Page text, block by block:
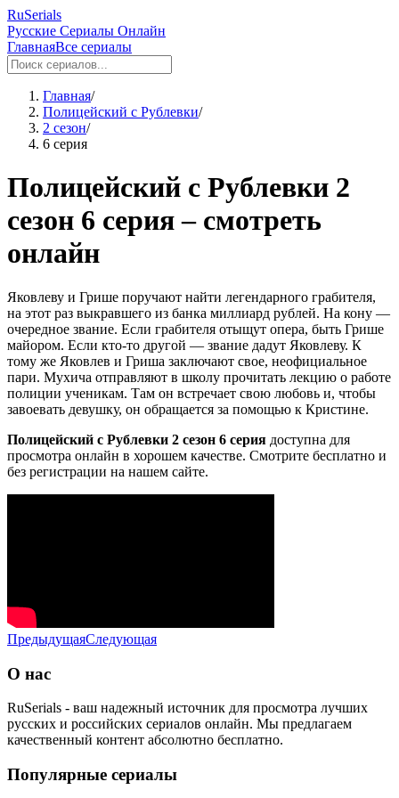
RuSerials
Русские Сериалы Онлайн
ГлавнаяВсе сериалы
Главная/
Полицейский с Рублевки/
2 сезон/
6 серия
Полицейский с Рублевки 2
сезон 6 серия – смотреть
онлайн
Яковлеву и Грише поручают найти легендарного грабителя,
на этот раз выкравшего из банка миллиард рублей. На кону —
очередное звание. Если грабителя отыщут опера, быть Грише
майором. Если кто-то другой — звание дадут Яковлеву. К
тому же Яковлев и Гриша заключают свое, неофициальное
пари. Мухича отправляют в школу прочитать лекцию о работе
полиции ученикам. Там он встречает свою любовь и, чтобы
завоевать девушку, он обращается за помощью к Кристине.
Полицейский с Рублевки 2 сезон 6 серия доступна для
просмотра онлайн в хорошем качестве. Смотрите бесплатно и
без регистрации на нашем сайте.
ПредыдущаяСледующая
О нас
RuSerials - ваш надежный источник для просмотра лучших
русских и российских сериалов онлайн. Мы предлагаем
качественный контент абсолютно бесплатно.
Популярные сериалы